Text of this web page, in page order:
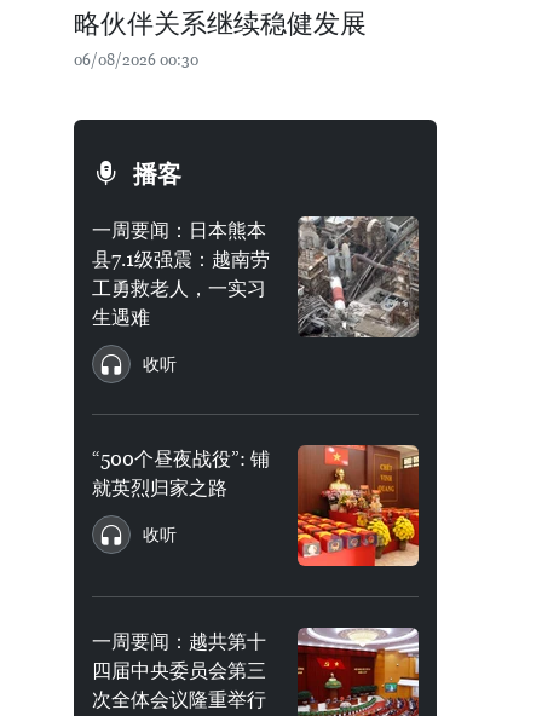
略伙伴关系继续稳健发展
06/08/2026 00:30
播客
一周要闻：日本熊本
县7.1级强震：越南劳
工勇救老人，一实习
生遇难
收听
“500个昼夜战役”: 铺
就英烈归家之路
收听
一周要闻：越共第十
四届中央委员会第三
次全体会议隆重举行